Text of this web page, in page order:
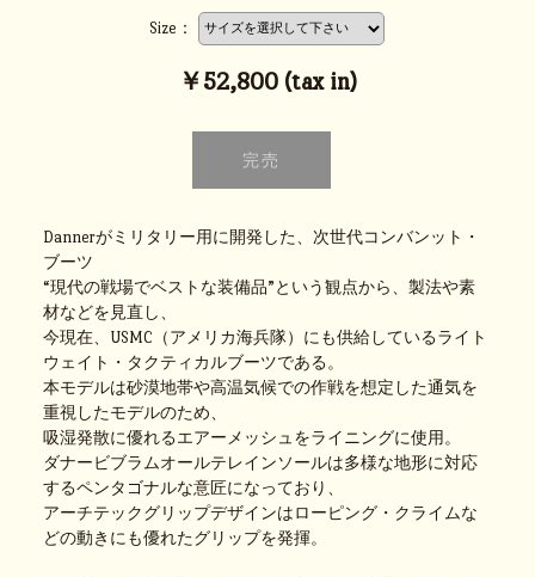
Size：
￥52,800 (tax in)
Dannerがミリタリー用に開発した、次世代コンバンット・
ブーツ
“現代の戦場でベストな装備品”という観点から、製法や素
材などを見直し、
今現在、USMC（アメリカ海兵隊）にも供給しているライト
ウェイト・タクティカルブーツである。
本モデルは砂漠地帯や高温気候での作戦を想定した通気を
重視したモデルのため、
吸湿発散に優れるエアーメッシュをライニングに使用。
ダナービブラムオールテレインソールは多様な地形に対応
するペンタゴナルな意匠になっており、
アーチテックグリップデザインはローピング・クライムな
どの動きにも優れたグリップを発揮。